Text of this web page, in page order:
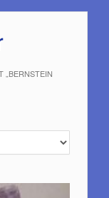
„BERNSTEIN